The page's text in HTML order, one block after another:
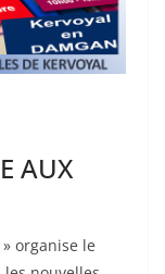
AUX
organise le